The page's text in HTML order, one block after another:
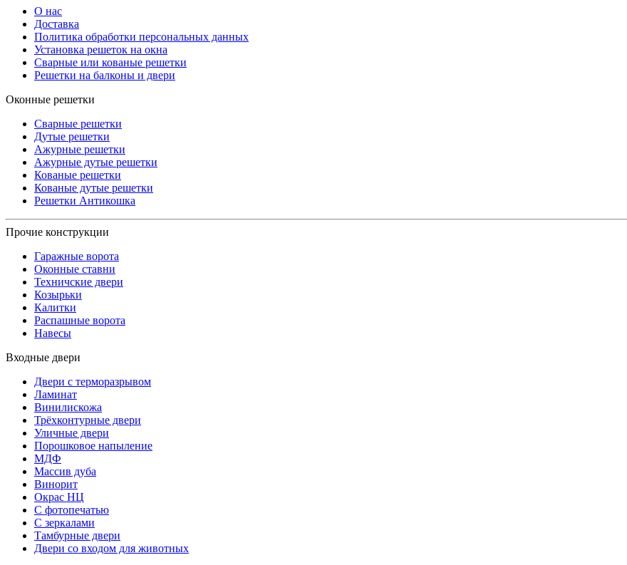
О нас
Доставка
Политика обработки персональных данных
Установка решеток на окна
Сварные или кованые решетки
Решетки на балконы и двери
Оконные решетки
Сварные решетки
Дутые решетки
Ажурные решетки
Ажурные дутые решетки
Кованые решетки
Кованые дутые решетки
Решетки Антикошка
Прочие конструкции
Гаражные ворота
Оконные ставни
Техничские двери
Козырьки
Калитки
Распашные ворота
Навесы
Входные двери
Двери с терморазрывом
Ламинат
Винилискожа
Трёхконтурные двери
Уличные двери
Порошковое напыление
МДФ
Массив дуба
Винорит
Окрас НЦ
С фотопечатью
С зеркалами
Тамбурные двери
Двери со входом для животных